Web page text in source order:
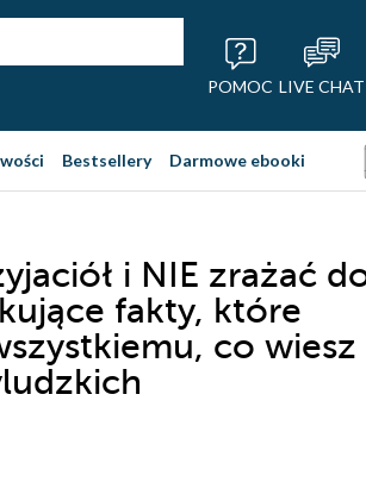
POMOC LIVE CHAT
Bestsellery Darmowe ebooki
i NIE zrażać
fakty, które
co wiesz